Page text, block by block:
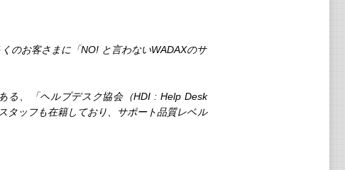
のお客さまに「NO! と言わないWADAXのサ
る、「ヘルプデスク協会（HDI : Help Desk
ッフも在籍しており、サポート品質レベル